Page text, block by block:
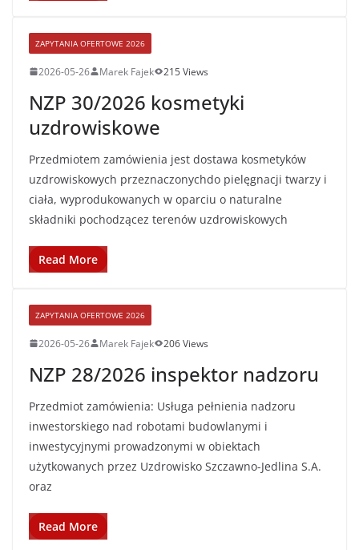
ZAPYTANIA OFERTOWE 2026
2026-05-26 Marek Fajek 215 Views
NZP 30/2026 kosmetyki
uzdrowiskowe
Przedmiotem zamówienia jest dostawa kosmetyków
uzdrowiskowych przeznaczonychdo pielęgnacji twarzy i
ciała, wyprodukowanych w oparciu o naturalne
składniki pochodzącez terenów uzdrowiskowych
Read More
ZAPYTANIA OFERTOWE 2026
2026-05-26 Marek Fajek 206 Views
NZP 28/2026 inspektor nadzoru
Przedmiot zamówienia: Usługa pełnienia nadzoru
inwestorskiego nad robotami budowlanymi i
inwestycyjnymi prowadzonymi w obiektach
użytkowanych przez Uzdrowisko Szczawno-Jedlina S.A.
oraz
Read More